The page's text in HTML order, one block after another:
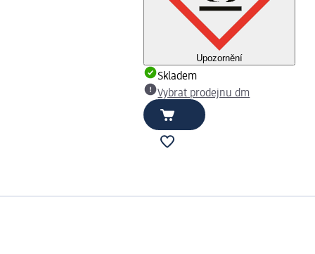
Upozornění
Skladem
Vybrat prodejnu dm